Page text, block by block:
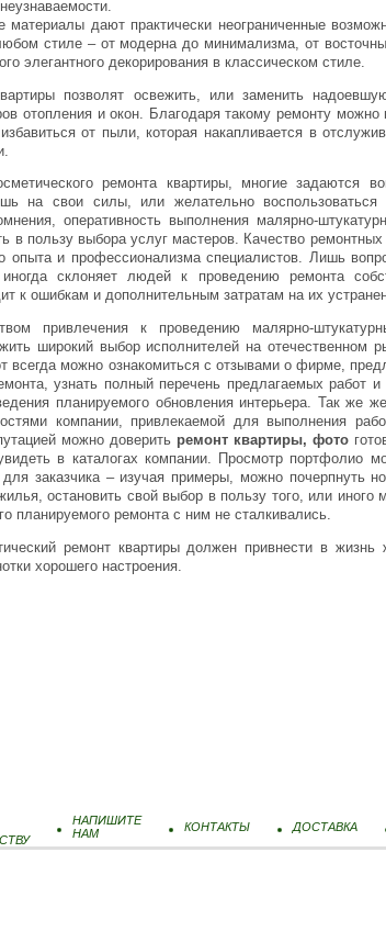
дают практически неограниченные
стиле – от модерна до минимализма, от
элегантного декорирования в классическом стиле.
позволят освежить, или заменить
отопления и окон. Благодаря такому ремонту можно
от пыли, которая накапливается в
ремонта квартиры, многие задаются
на свои силы, или желательно воспользоваться
оперативность выполнения малярно-
в пользу выбора услуг мастеров. Качество ремонтных
опыта и профессионализма специалистов. Лишь
иногда склоняет людей к проведению ремонта
к ошибкам и дополнительным затратам на их
привлечения к проведению малярно-
широкий выбор исполнителей на отечественном
всегда можно ознакомиться с отзывами о фирме,
узнать полный перечень предлагаемых работ и
планируемого обновления интерьера. Так же
компании, привлекаемой для выполнения
можно доверить ремонт квартиры, фото
в каталогах компании. Просмотр портфолио
заказчика – изучая примеры, можно почерпнуть
остановить свой выбор в пользу того, или иного
планируемого ремонта с ним не сталкивались.
ремонт квартиры должен привнести в жизнь
хорошего настроения.
НАПИШИТЕ
НАМ
КОНТАКТЫ ДОСТАВКА